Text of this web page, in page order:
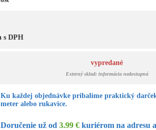
s DPH
vypredané
Externý sklad: informácia nedostupná
Ku každej objednávke pribalíme praktický
meter alebo rukavice.
Doručenie už od3.99 € kuriérom na adresu